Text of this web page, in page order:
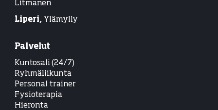
Litmanen
Liperi, Ylämylly
Palvelut
Kuntosali (24/7)
Ryhmäliikunta
Personal trainer
Fysioterapia
Hieronta